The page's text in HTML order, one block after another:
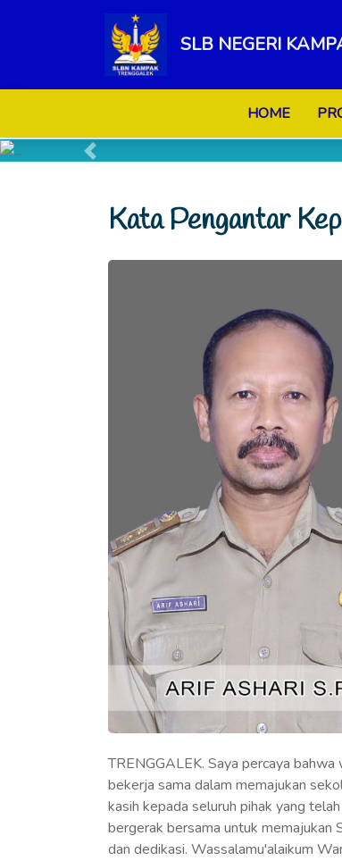
SLB NEGERI
HOME
Previous
Kata Pengantar
TRENGGALEK. Saya percaya
bekerja sama dalam memajukan
kasih kepada seluruh pihak yang
bergerak bersama untuk memajukan
dan dedikasi. Wassalamu'alaikum